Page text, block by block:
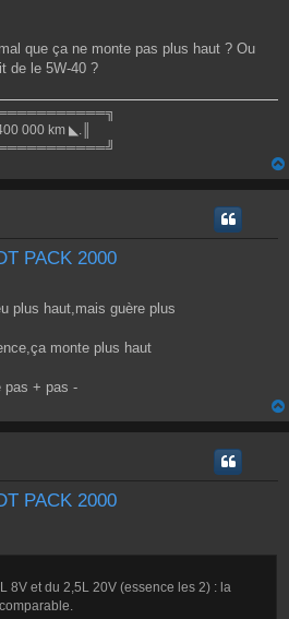
que ça ne monte pas plus haut ? Ou
de le 5W-40 ?
000 km ◣.║
PACK 2000
plus haut,mais guère plus
monte plus haut
pas + pas -
PACK 2000
8V et du 2,5L 20V (essence les 2) : la